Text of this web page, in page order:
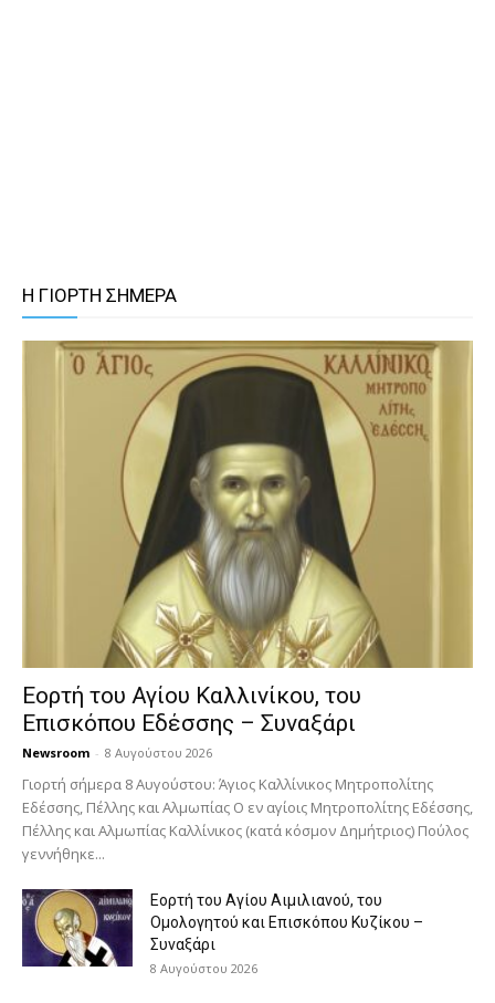
Η ΓΙΟΡΤΗ ΣΗΜΕΡΑ
Εορτή του Αγίου Καλλινίκου, του
Επισκόπου Εδέσσης – Συναξάρι
Newsroom - 8 Αυγούστου 2026
Γιορτή σήμερα 8 Αυγούστου: Άγιος Καλλίνικος Μητροπολίτης
Εδέσσης, Πέλλης και Αλμωπίας Ο εν αγίοις Μητροπολίτης Εδέσσης,
Πέλλης και Αλμωπίας Καλλίνικος (κατά κόσμον Δημήτριος) Πούλος
γεννήθηκε...
Εορτή του Αγίου Αιμιλιανού, του
Ομολογητού και Επισκόπου Κυζίκου –
Συναξάρι
8 Αυγούστου 2026